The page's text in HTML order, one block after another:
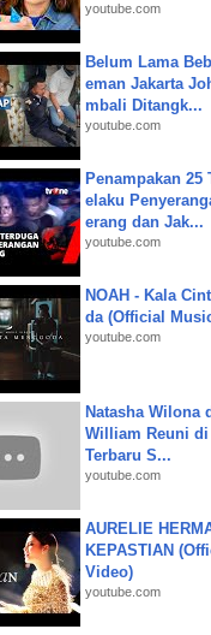
youtube.com
Belum Lama
eman Jakarta
mbali Ditangk...
youtube.com
Penampakan 25
elaku
erang dan Jak...
youtube.com
NOAH - Kala
da (Official
youtube.com
Natasha Wilona
William Reuni
Terbaru S...
youtube.com
AURELIE
KEPASTIAN
Video)
youtube.com